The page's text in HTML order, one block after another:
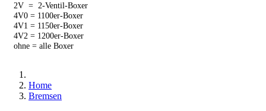
2V = 2-Ventil-Boxer
4V0 = 1100er-Boxer
4V1 = 1150er-Boxer
4V2 = 1200er-Boxer
ohne = alle Boxer
Home
Bremsen